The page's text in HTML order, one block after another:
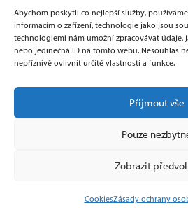
Abychom poskytli co nejlepší služby,
informacím o zařízení, technologie jako jsou
technologiemi nám umožní zpracovávat údaje,
nebo jedinečná ID na tomto webu. Nesouhlas
nepříznivě ovlivnit určité vlastnosti a funkce.
Přijmout vše
Pouze
Zobrazit
CookiesZásady ochrany
Valašské Meziříčí,
Sledujte